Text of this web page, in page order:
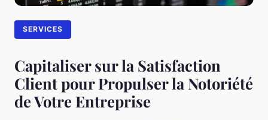
SERVICES
Capitaliser sur la Satisfaction
Client pour Propulser la Notoriété
de Votre Entreprise